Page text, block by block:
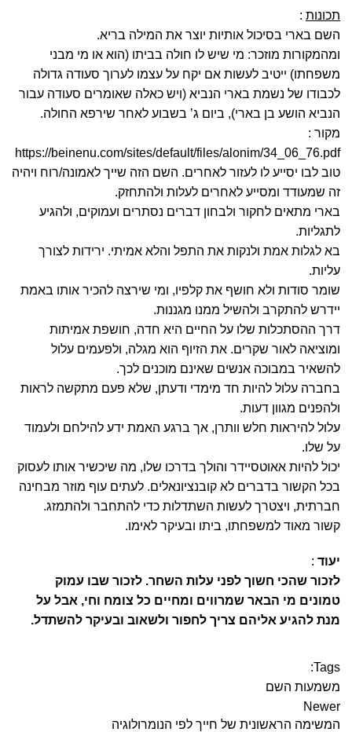
תכונות :
השם בארי בסיכול אותיות יוצר את המילה בריא.
ומהמקורות מוזכר: מי שיש לו חולה בביתו (הוא או מי מבני
משפחתו) ייטיב לעשות אם יקח על עצמו לערוך סעודה גדולה
לכבודו של נשמת בארי הנביא (ויש כאלה שאומרים סעודה עבור
הנביא הושע בן בארי), ביום ג’ בשבוע לאחר שירפא החולה.
מקור :
https://beinenu.com/sites/default/files/alonim/34_06_76.pdf
טוב לבו יסייע לו לעזור לאחרים. השם הזה שייך לאמונה/רוח ויהיה
זה שמעודד ומסייע לאחרים לעלות ולהתחזק.
בארי מתאים לחקור ולבחון דברים נסתרים ועמוקים, ולהגיע
לתגליות.
בא לגלות אמת ולנקות את התפל והלא אמיתי. ירידות לצורך
עליות.
שומר סודות ולא חושף את קלפיו, ומי שירצה להכיר אותו באמת
יידרש להתקרב ולהשיל ממנו מגננות.
דרך ההסתכלות שלו על החיים היא חדה, חושפת אמיתות
ומוציאה לאור שקרים. את הזיוף הוא מגלה, ולפעמים עלול
להשאיר במבוכה אנשים שאינם מוכנים לכך.
בחברה עלול להיות חד מימדי ודעתן, שלא פעם מתקשה לראות
ולהפנים מגוון דעות.
עלול להיראות חלש וותרן, אך ברגע האמת ידע להילחם ולעמוד
על שלו.
יכול להיות אאוטסיידר והולך בדרכו שלו, מה שיכשיר אותו לעסוק
בכל הקשור בדברים לא קובנציונאלים. לעתים עוף מוזר מבחינה
חברתית, ויצטרך לעשות השתדלות כדי להתחבר ולהתמזג.
קשור מאוד למשפחתו, ביתו ובעיקר לאימו.
יעוד :
לזכור שהכי חשוך לפני עלות השחר. לזכור שבו עמוק
טמונים מי הבאר שמרווים ומחיים כל צומח וחי, אבל על
מנת להגיע אליהם צריך לחפור ולשאוב ובעיקר להשתדל.
Tags:
משמעות השם
Newer
המשימה הראשונית של חייך לפי הנומרולוגיה